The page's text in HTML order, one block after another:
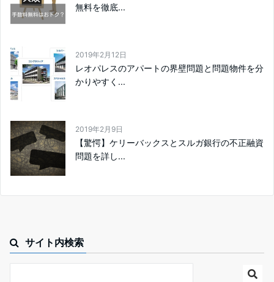
無料を徹底...
2019年2月12日
レオパレスのアパートの界壁問題と問題物件を分
かりやすく...
2019年2月9日
【驚愕】ケリーバックスとスルガ銀行の不正融資
問題を詳し...
サイト内検索